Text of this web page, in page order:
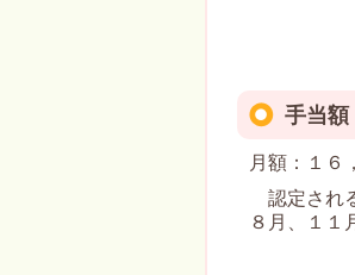
③本人お
手当額
月額：１６
認定され
８月、１１